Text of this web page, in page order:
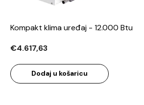
Kompakt klima uređaj - 12.000 Btu
€4.617,63
Dodaj u košaricu